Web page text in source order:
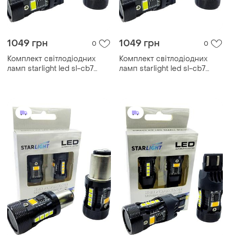
1049 грн 0
Комплект світлодіодних
ламп starlight led sl-cb7
1049 грн 0
Комплект світлодіодних
ламп starlight led sl-cb7